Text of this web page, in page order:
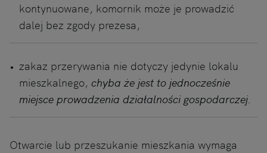
kontynuowane, komornik może je prowadzić
dalej bez zgody prezesa,
zakaz przerywania nie dotyczy jedynie lokalu
mieszkalnego, chyba że jest to jednocześnie
miejsce prowadzenia działalności gospodarczej.
Otwarcie lub przeszukanie mieszkania wymaga